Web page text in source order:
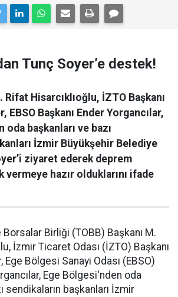
Tunç Soyer’e destek!
Rifat Hisarcıklıoğlu, İZTO Başkanı
EBSO Başkanı Ender Yorgancılar,
oda başkanları ve bazı
İzmir Büyükşehir Belediye
ziyaret ederek deprem
vermeye hazır olduklarını ifade
Birliği (TOBB) Başkanı M.
İzmir Ticaret Odası (İZTO) Başkanı
Ege Bölgesi Sanayi Odası (EBSO)
Ege Bölgesi'nden oda
sendikaların başkanları İzmir